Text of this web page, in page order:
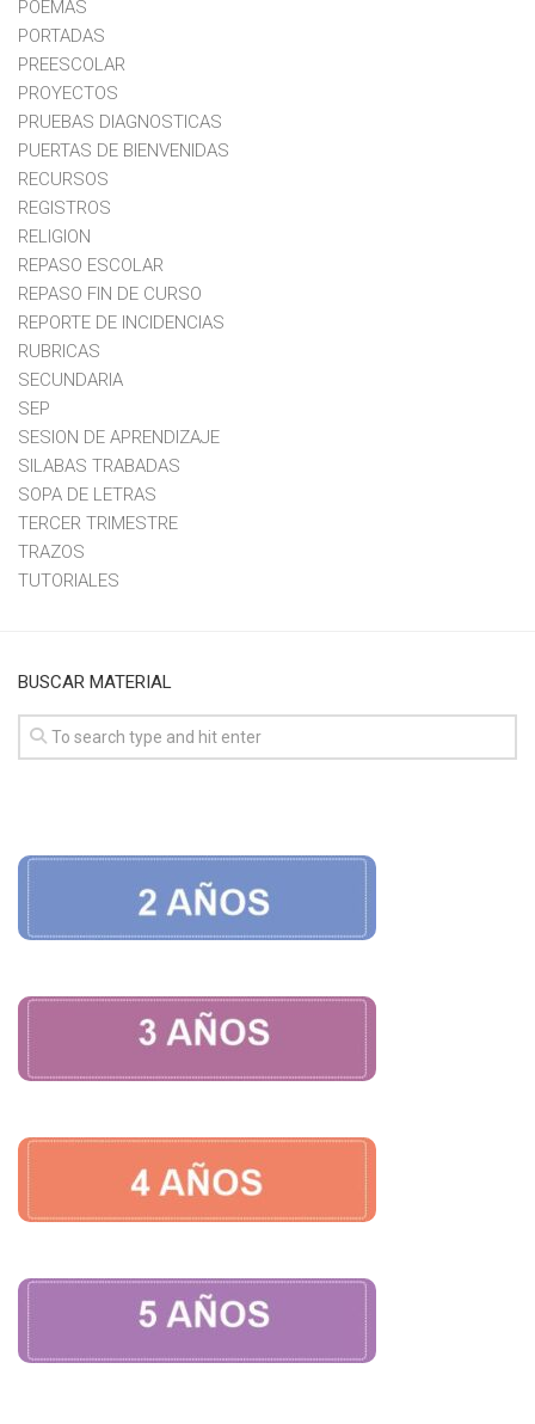
POEMAS
PORTADAS
PREESCOLAR
PROYECTOS
PRUEBAS DIAGNOSTICAS
PUERTAS DE BIENVENIDAS
RECURSOS
REGISTROS
RELIGION
REPASO ESCOLAR
REPASO FIN DE CURSO
REPORTE DE INCIDENCIAS
RUBRICAS
SECUNDARIA
SEP
SESION DE APRENDIZAJE
SILABAS TRABADAS
SOPA DE LETRAS
TERCER TRIMESTRE
TRAZOS
TUTORIALES
BUSCAR MATERIAL